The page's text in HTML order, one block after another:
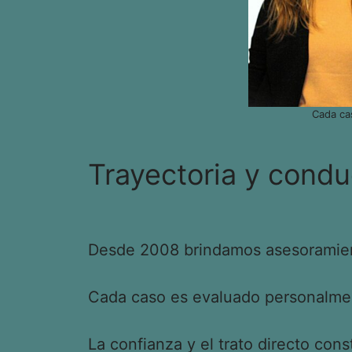
Cada
Trayectoria y
Desde 2008 brindamos
Cada caso es evaluado
La confianza y el trato directo